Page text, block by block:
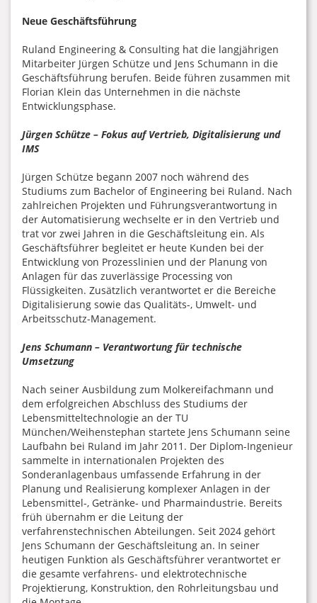
Neue Geschäftsführung
Ruland Engineering & Consulting hat die langjährigen
Mitarbeiter Jürgen Schütze und Jens Schumann in die
Geschäftsführung berufen. Beide führen zusammen mit
Florian Klein das Unternehmen in die nächste
Entwicklungsphase.
Jürgen Schütze – Fokus auf Vertrieb, Digitalisierung und
IMS
Jürgen Schütze begann 2007 noch während des
Studiums zum Bachelor of Engineering bei Ruland. Nach
zahlreichen Projekten und Führungsverantwortung in
der Automatisierung wechselte er in den Vertrieb und
trat vor zwei Jahren in die Geschäftsleitung ein. Als
Geschäftsführer begleitet er heute Kunden bei der
Entwicklung von Prozesslinien und der Planung von
Anlagen für das zuverlässige Processing von
Flüssigkeiten. Zusätzlich verantwortet er die Bereiche
Digitalisierung sowie das Qualitäts-, Umwelt- und
Arbeitsschutz-Management.
Jens Schumann – Verantwortung für technische
Umsetzung
Nach seiner Ausbildung zum Molkereifachmann und
dem erfolgreichen Abschluss des Studiums der
Lebensmitteltechnologie an der TU
München/Weihenstephan startete Jens Schumann seine
Laufbahn bei Ruland im Jahr 2011. Der Diplom-Ingenieur
sammelte in internationalen Projekten des
Sonderanlagenbaus umfassende Erfahrung in der
Planung und Realisierung komplexer Anlagen in der
Lebensmittel-, Getränke- und Pharmaindustrie. Bereits
früh übernahm er die Leitung der
verfahrenstechnischen Abteilungen. Seit 2024 gehört
Jens Schumann der Geschäftsleitung an. In seiner
heutigen Funktion als Geschäftsführer verantwortet er
die gesamte verfahrens- und elektrotechnische
Projektierung, Konstruktion, den Rohrleitungsbau und